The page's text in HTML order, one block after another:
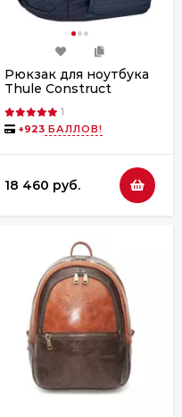
Рюкзак для ноутбука
Thule Construct
Blue
1
+923 БАЛЛОВ!
18 460 руб.